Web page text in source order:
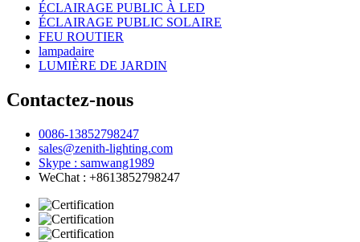
ÉCLAIRAGE PUBLIC À LED
ÉCLAIRAGE PUBLIC SOLAIRE
FEU ROUTIER
lampadaire
LUMIÈRE DE JARDIN
Contactez-nous
0086-13852798247
sales@zenith-lighting.com
Skype : samwang1989
WeChat : +8613852798247